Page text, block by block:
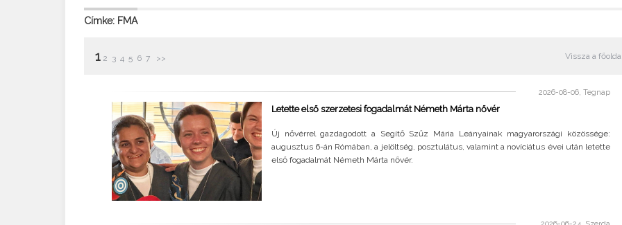
Címke: FMA
Vissza a
1 2 3 4 5 6 7 >>
2026-08-06, Tegnap
Letette első szerzetesi fogadalmát Németh Márta nővér
Új nővérrel gazdagodott a Segítő Szűz Mária Leányainak magyarországi közössége:
augusztus 6-án Rómában, a jelöltség, posztulátus, valamint a novíciátus évei után letette
első fogadalmát Németh Márta nővér.